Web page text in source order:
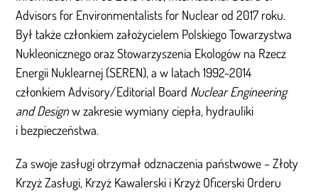
Advisors for Environmentalists for Nuclear od 2017 roku.
Był także członkiem założycielem Polskiego Towarzystwa
Nukleonicznego oraz Stowarzyszenia Ekologów na Rzecz
Energii Nuklearnej (SEREN), a w latach 1992-2014
członkiem Advisory/Editorial Board Nuclear Engineering
and Designw zakresie wymiany ciepła, hydrauliki
i bezpieczeństwa.
Za swoje zasługi otrzymał odznaczenia państwowe – Złoty
Krzyż Zasługi, Krzyż Kawalerski i Krzyż Oficerski Orderu